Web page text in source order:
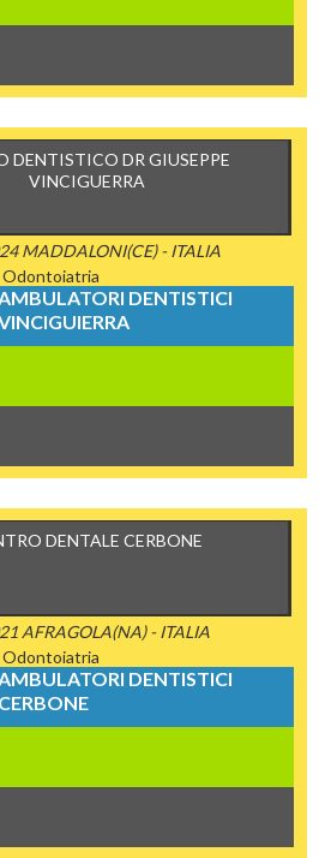
DENTISTICO DR GIUSEPPE
VINCIGUERRA
MADDALONI(CE) - ITALIA
Odontoiatria
DENTISTICI
DENTALE CERBONE
AFRAGOLA(NA) - ITALIA
Odontoiatria
DENTISTICI